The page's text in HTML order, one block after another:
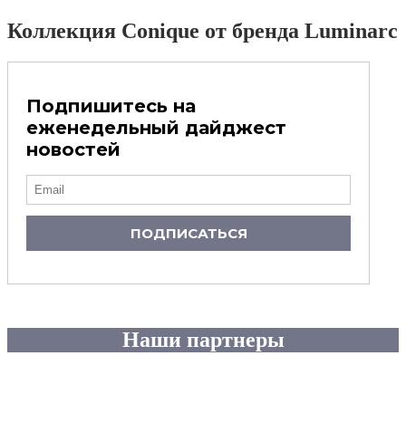
Коллекция Conique от бренда Luminarc
Подпишитесь на
еженедельный дайджест
новостей
ПОДПИСАТЬСЯ
Наши партнеры